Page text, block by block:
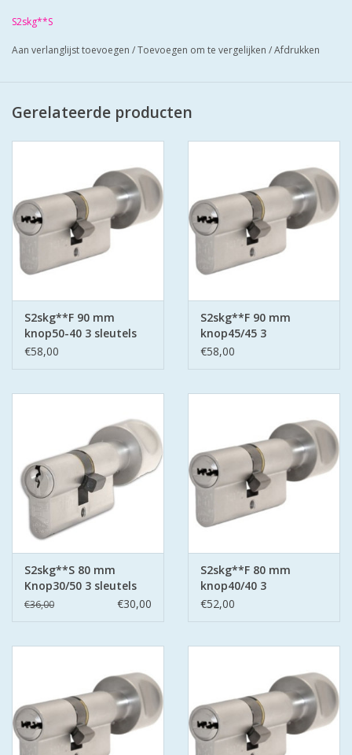
geleverd met 3 zaagsleutels.
Cilinders hebben boorbelemmering.
Bescherm u cilinder met antiekerntrek
S2skg**S
Aan verlanglijst toevoegen /Toevoegen om te vergelijken /Afdrukken
Gerelateerde producten
S2skg**F 90 mm
knop50-40 3 sleutels
€58,00
S2skg**F 90 mm
knop45/45 3
keersleutels
€58,00
S2skg**S 80 mm
Knop30/50 3 sleutels
€36,00 €30,00
S2skg**F 80 mm
knop40/40 3
keersleutels
€52,00